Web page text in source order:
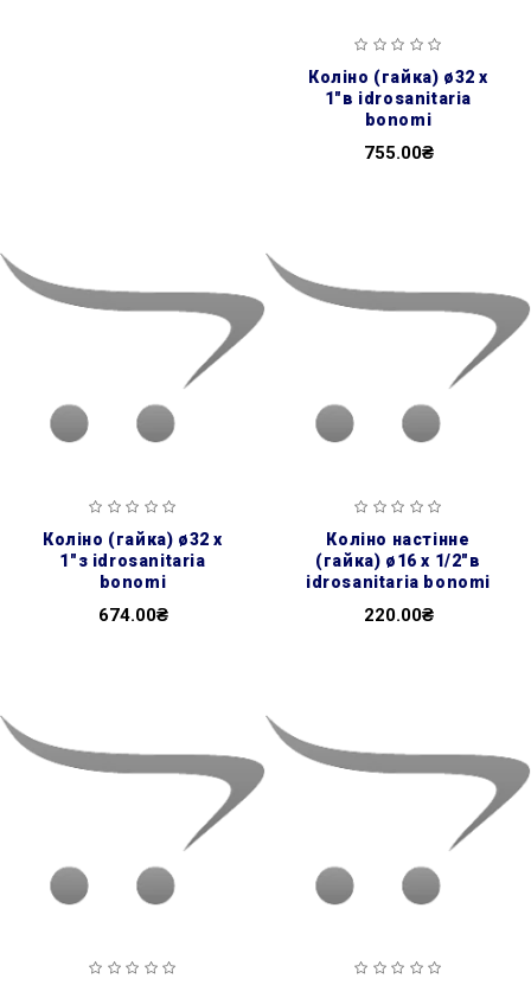
коліно (гайка) ø32 х
1″в idrosanitaria
bonomi
755.00₴
коліно (гайка) ø32 х
1″з idrosanitaria
bonomi
674.00₴
коліно настінне
(гайка) ø16 х 1/2″в
idrosanitaria bonomi
220.00₴